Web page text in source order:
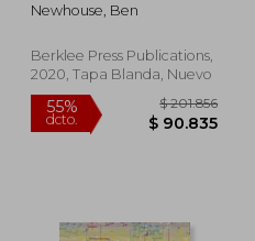
Included (en Inglés)
Newhouse, Ben
Berklee Press Publications,
2020, Tapa Blanda, Nuevo